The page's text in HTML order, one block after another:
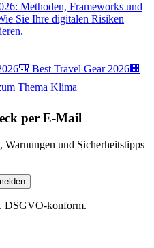
Methoden, Frameworks und
Sie Ihre digitalen Risiken
🎒 Best Travel Gear 2026🏢
Thema Klima
per E-Mail
und Sicherheitstipps
DSGVO-konform.